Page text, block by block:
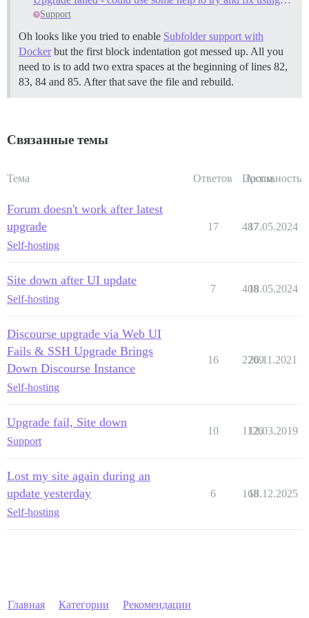
Support
Oh looks like you tried to enable Subfolder support with
Dockerbut the first block indentation got messed up. All you
need to is to add two extra spaces at the beginning of lines 82,
83, 84 and 85. After that save the file and rebuild.
Связанные темы
Тема Ответов Просм.
Активность
Forum doesn't work after latest
upgrade
Self-hosting
17 487
17.05.2024
Site down after UI update
Self-hosting
7 408
18.05.2024
Discourse upgrade via Web UI
Fails & SSH Upgrade Brings
Down Discourse Instance
Self-hosting
16 2209
26.11.2021
Upgrade fail, Site down
Support
10 1126
12.03.2019
Lost my site again during an
update yesterday
Self-hosting
6 168
18.12.2025
Главная Категории Рекомендации